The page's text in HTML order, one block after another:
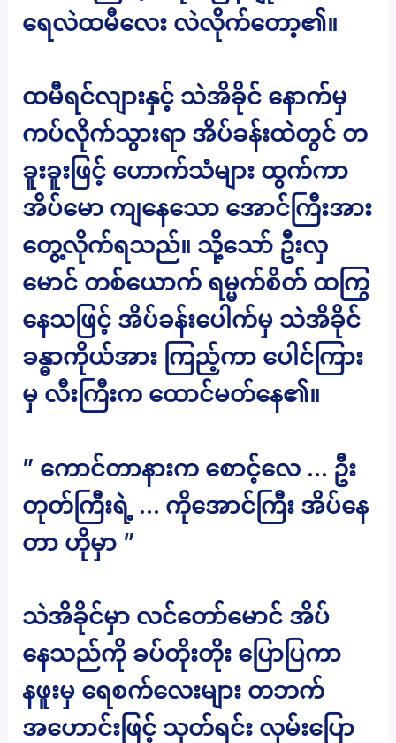
ရေလဲထမီလေး လဲလိုက်တော့၏။
ထမီရင်လျားနှင့် သဲအိခိုင် နောက်မှ
ကပ်လိုက်သွားရာ အိပ်ခန်းထဲတွင် တ
ခူးခူးဖြင့် ဟောက်သံများ ထွက်ကာ
အိပ်မော ကျနေသော အောင်ကြီးအား
တွေ့လိုက်ရသည်။ သို့သော် ဦးလှ
မောင် တစ်ယောက် ရမ္မက်စိတ် ထကြွ
နေသဖြင့် အိပ်ခန်းပေါက်မှ သဲအိခိုင်
ခန္ဓာကိုယ်အား ကြည့်ကာ ပေါင်ကြား
မှ လီးကြီးက ထောင်မတ်နေ၏။
” ကောင်တာနားက စောင့်လေ … ဦး
တုတ်ကြီးရဲ့ … ကိုအောင်ကြီး အိပ်နေ
တာ ဟိုမှာ ”
သဲအိခိုင်မှာ လင်တော်မောင် အိပ်
နေသည်ကို ခပ်တိုးတိုး ပြောပြကာ
နဖူးမှ ရေစက်လေးများ တဘက်
အဟောင်းဖြင့် သုတ်ရင်း လှမ်းပြော